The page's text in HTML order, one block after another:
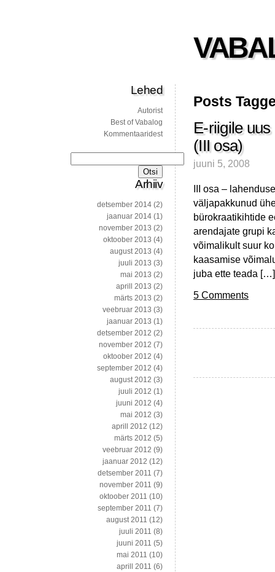
Posts
E-riigile
(III osa)
juuni 5, 2008
III osa –
väljapakkunud
bürokraatikihtide
arendajate grupi
võimalikult suur
kaasamise
juba ette teada […]
5 Comments
Lehed
Autorist
Best of Vabalog
Kommentaaridest
Arhiiv
detsember 2014 (2)
jaanuar 2014 (1)
november 2013 (2)
oktoober 2013 (4)
august 2013 (4)
juuli 2013 (3)
mai 2013 (2)
aprill 2013 (2)
märts 2013 (2)
veebruar 2013 (3)
jaanuar 2013 (1)
detsember 2012 (2)
november 2012 (7)
oktoober 2012 (4)
september 2012 (4)
august 2012 (3)
juuli 2012 (1)
juuni 2012 (4)
mai 2012 (3)
aprill 2012 (12)
märts 2012 (5)
veebruar 2012 (9)
jaanuar 2012 (12)
detsember 2011 (7)
november 2011 (9)
oktoober 2011 (10)
september 2011 (7)
august 2011 (12)
juuli 2011 (8)
juuni 2011 (5)
mai 2011 (10)
aprill 2011 (6)